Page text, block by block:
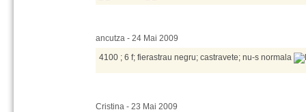
ancutza - 24 Mai 2009
4100 ; 6 f; fierastrau negru; castravete; nu-s normala
Cristina - 23 Mai 2009